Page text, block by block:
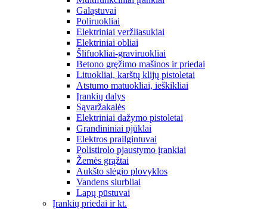
Galąstuvai
Poliruokliai
Elektriniai veržliasukiai
Elektriniai obliai
Šlifuokliai-graviruokliai
Betono gręžimo mašinos ir priedai
Lituokliai, karštų klijų pistoletai
Atstumo matuokliai, ieškikliai
Įrankių dalys
Sąvaržakalės
Elektriniai dažymo pistoletai
Grandininiai pjūklai
Elektros prailgintuvai
Polistirolo pjaustymo įrankiai
Žemės grąžtai
Aukšto slėgio plovyklos
Vandens siurbliai
Lapų pūstuvai
Įrankių priedai ir kt.